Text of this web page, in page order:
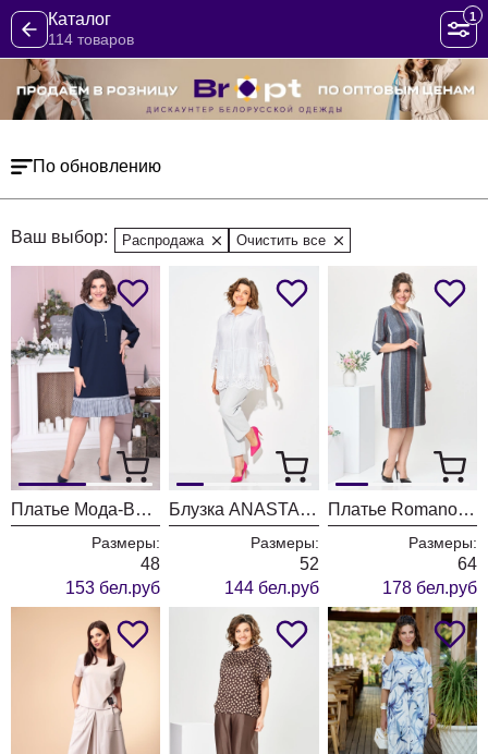
Каталог
114 товаров
1
По обновлению
Ваш выбор: Распродажа Очистить все
Платье Мода-Версаль 2365 т.синий
Размеры:
48
153 бел.руб
Блузка ANASTASIA MAK 1325 белый
Размеры:
52
144 бел.руб
Платье Romanovich Style 1-2639 полоска
Размеры:
64
178 бел.руб